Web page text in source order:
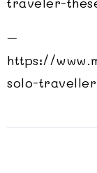
–
https://
solo-